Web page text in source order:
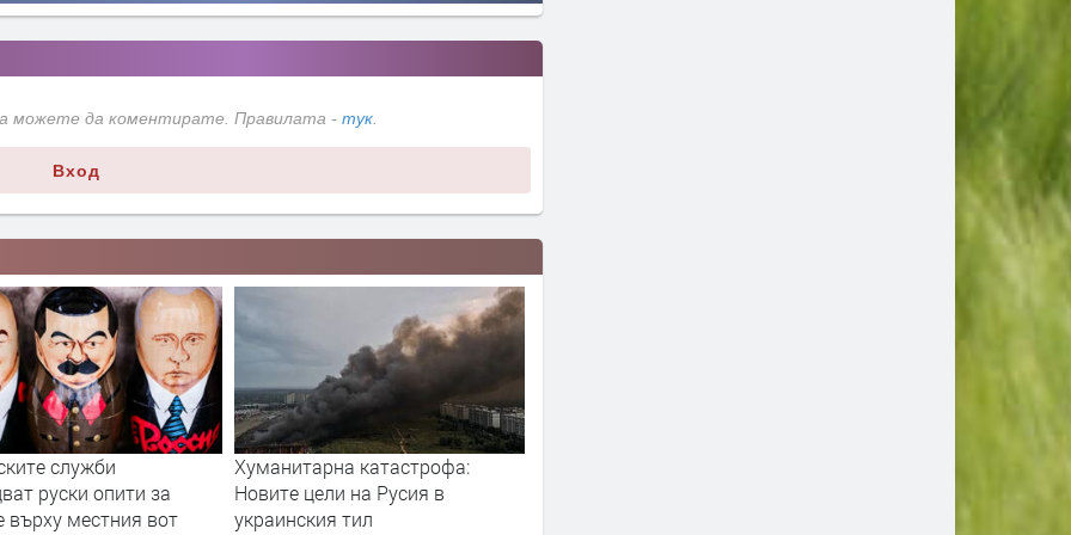
можете да коментирате. Правилата - тук
Вход
катастрофа:
на Русия в
тил
Дрон с експлозив е открит на
летището в Лайпциг
преди 1 ден